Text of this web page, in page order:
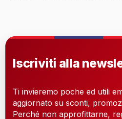
Iscriviti alla
Ti invieremo poche ed utili
aggiornato su sconti,
Perché non approfittarne,